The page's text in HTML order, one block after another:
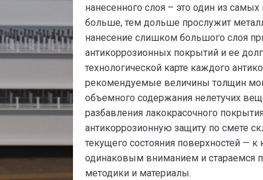
нанесенного слоя – это один из
больше, тем дольше прослужит
нанесение слишком большого слоя
антикоррозионных покрытий и ее
технологической карте каждого
рекомендуемые величины толщин
объемного содержания нелетучих
разбавления лакокрасочного
антикоррозионную защиту по смете
текущего состояния поверхностей —
одинаковым вниманием и стараемся
методики и материалы.